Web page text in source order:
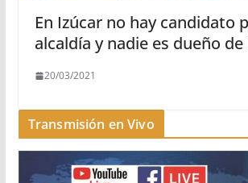
En Izúcar no hay candidato
alcaldía y nadie es dueño de
20/03/2021
Transmisión en Vivo